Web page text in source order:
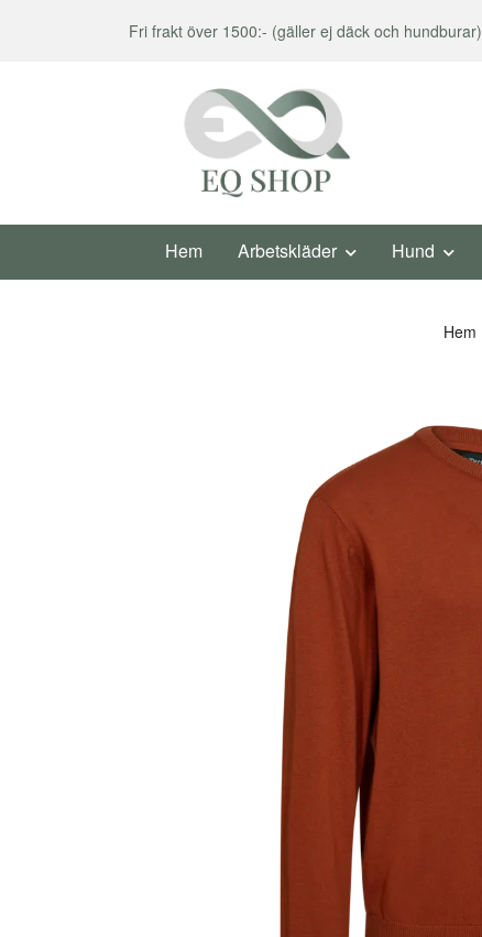
Fri frakt över 1500:- (gäller ej däck och hundburar)
Hem Arbetskläder Hund
Hem